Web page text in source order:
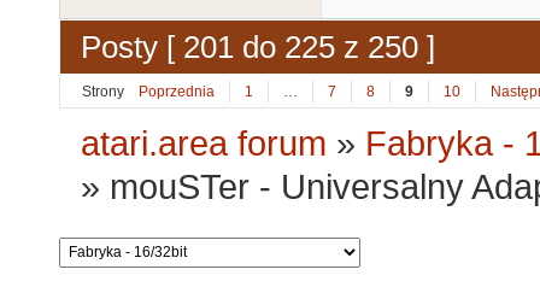
Posty [ 201 do 225 z 250 ]
Strony Poprzednia 1 7 8 9 10
atari.area forum » Fabryka -
» mouSTer - Universalny